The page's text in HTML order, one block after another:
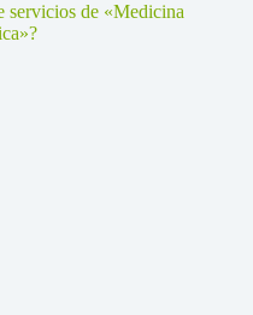
servicios de «Medicina